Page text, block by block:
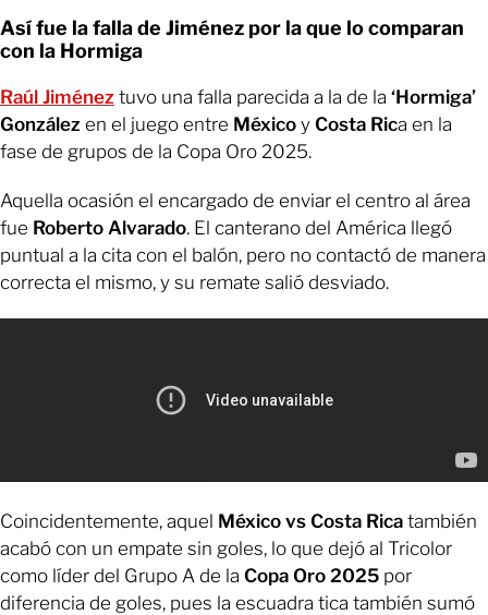
Así fue la falla de Jiménez por la que lo comparan
con la Hormiga
Raúl Jiménez tuvo una falla parecida a la de la ‘Hormiga’
González en el juego entre México y Costa Rica en la
fase de grupos de la Copa Oro 2025.
Aquella ocasión el encargado de enviar el centro al área
fue Roberto Alvarado. El canterano del América llegó
puntual a la cita con el balón, pero no contactó de manera
correcta el mismo, y su remate salió desviado.
Coincidentemente, aquel México vs Costa Rica también
acabó con un empate sin goles, lo que dejó al Tricolor
como líder del Grupo A de la Copa Oro 2025 por
diferencia de goles, pues la escuadra tica también sumó